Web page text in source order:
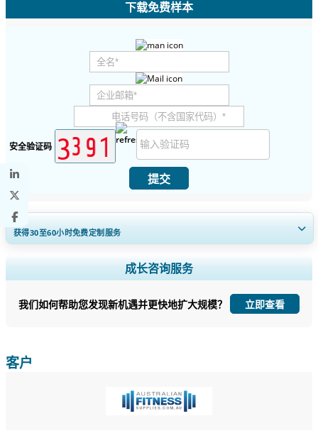
下载免费样本
安全验证码
提交
获得30至60小时免费定制服务
扩大区域和国家覆盖范围， 细分市场分析， 公司简介， 竞争基准分析，
以及最终用户洞察。
立即定制
成长咨询服务
我们如何帮助您发现新机遇并更快地扩大规模？ 立即查看
客户